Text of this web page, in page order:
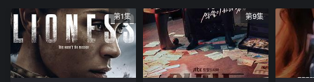
第1集 第9集